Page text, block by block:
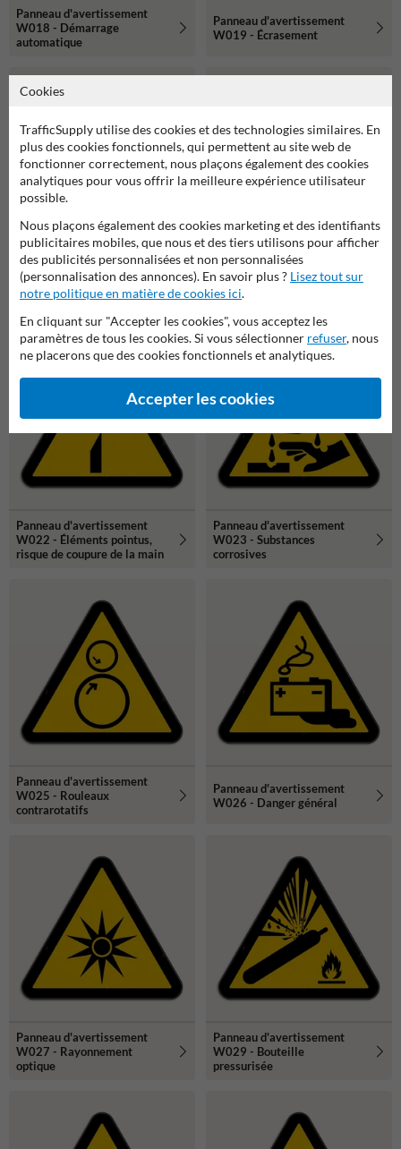
Panneau d'avertissement
W018 - Démarrage
automatique
Panneau d'avertissement
W019 - Écrasement
Panneau d'avertissement
W020 - Obstacle en hauteur
Panneau d'avertissement
W022 - Écrasement des
mains
Panneau d'avertissement
W022 - Éléments pointus,
risque de coupure de la main
Panneau d'avertissement
W023 - Substances
corrosives
Panneau d'avertissement
W025 - Rouleaux
contrarotatifs
Panneau d'avertissement
W026 - Danger général
Panneau d'avertissement
W027 - Rayonnement
optique
Panneau d'avertissement
W029 - Bouteille
pressurisée
Cookies
TrafficSupply utilise des cookies et des technologies similaires. En
plus des cookies fonctionnels, qui permettent au site web de
fonctionner correctement, nous plaçons également des cookies
analytiques pour vous offrir la meilleure expérience utilisateur
possible.
Nous plaçons également des cookies marketing et des identifiants
publicitaires mobiles, que nous et des tiers utilisons pour afficher
des publicités personnalisées et non personnalisées
(personnalisation des annonces). En savoir plus ? Lisez tout sur
notre politique en matière de cookies ici.
En cliquant sur "Accepter les cookies", vous acceptez les
paramètres de tous les cookies. Si vous sélectionner refuser, nous
ne placerons que des cookies fonctionnels et analytiques.
Accepter les cookies